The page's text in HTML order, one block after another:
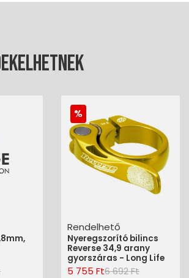
Rendelhető
Nyeregszorító bilincs
Reverse 34,9 arany
gyorszáras - Long Life
5 755 Ft6 692 Ft